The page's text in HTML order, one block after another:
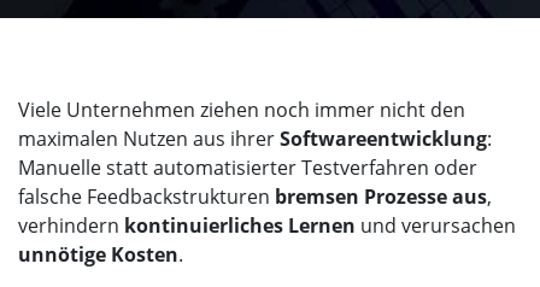
Viele Unternehmen ziehen noch immer nicht den
maximalen Nutzen aus ihrerSoftwareentwicklung:
Manuelle statt automatisierter Testverfahren oder
falsche Feedbackstrukturen bremsen Prozesse aus,
verhindern kontinuierliches Lernen und verursachen
unnötige Kosten.